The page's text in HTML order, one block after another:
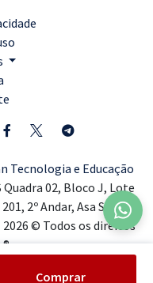
Comprar
Tecnologia e Educação
Quadra 02, Bloco J, Lote
2º Andar, Asa Sul,
2026 © Todos os direitos
®